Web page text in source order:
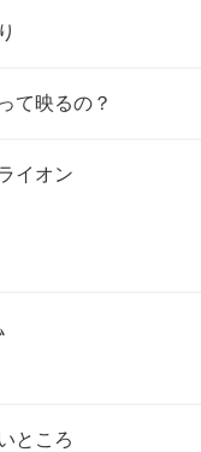
て映るの？
イオン
ところ